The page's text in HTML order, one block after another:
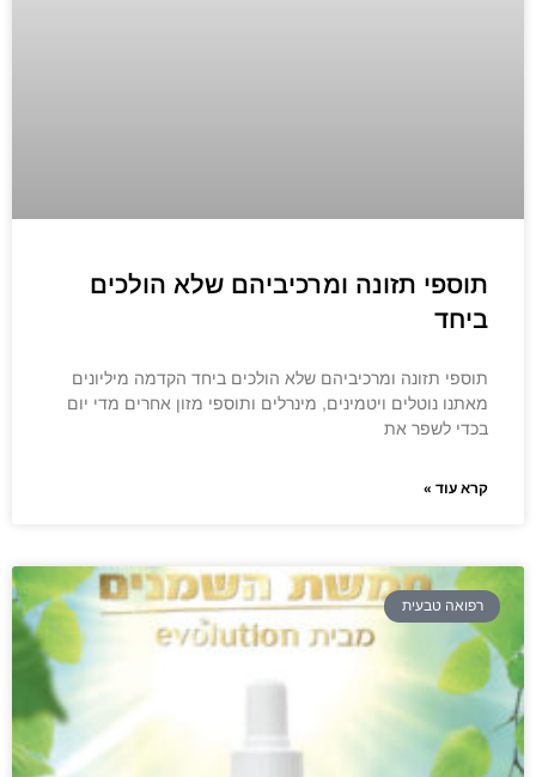
תוספי תזונה ומרכיביהם שלא הולכים
ביחד
תוספי תזונה ומרכיביהם שלא הולכים ביחד הקדמה מיליונים
מאתנו נוטלים ויטמינים, מינרלים ותוספי מזון אחרים מדי יום
בכדי לשפר את
קרא עוד »
רפואה טבעית